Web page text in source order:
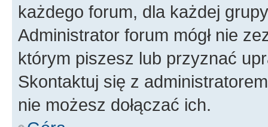
każdego forum, dla każdej
Administrator forum mógł nie
którym piszesz lub przyznać
Skontaktuj się z
nie możesz dołączać ich.